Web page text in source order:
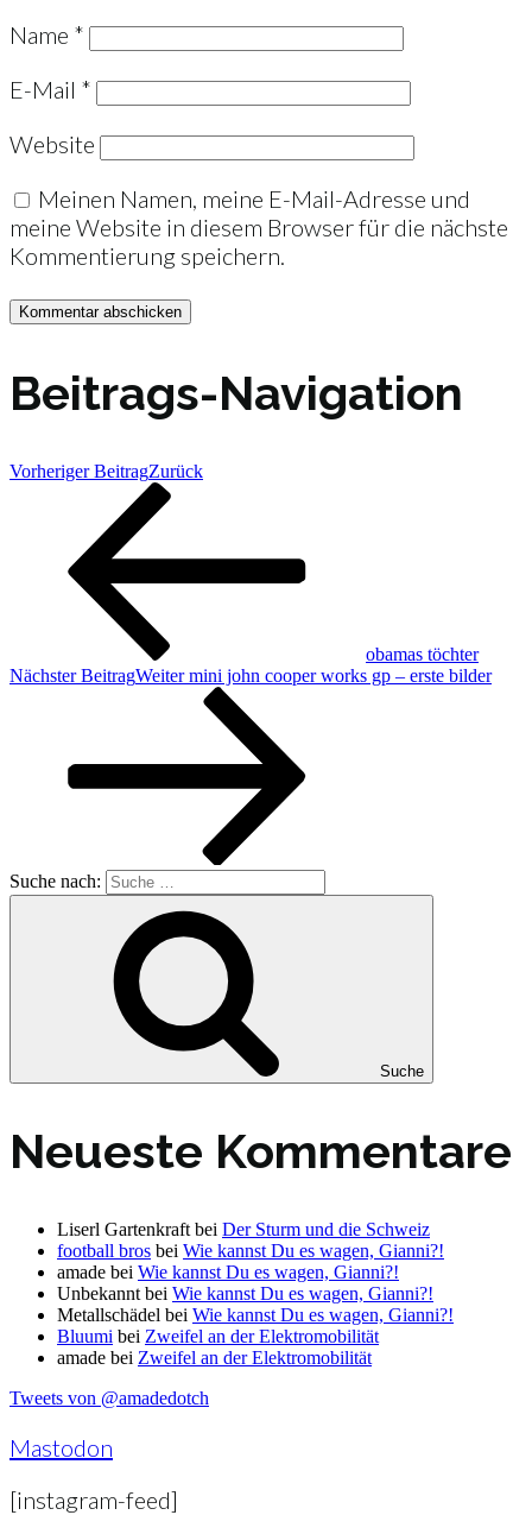
Name *
E-Mail *
Website
Meinen Namen, meine E-Mail-Adresse und
meine Website in diesem Browser für die nächste
Kommentierung speichern.
Beitrags-Navigation
Vorheriger BeitragZurück
obamas töchter
Nächster BeitragWeiter mini john cooper works gp – erste bilder
Suche nach:
Suche
Neueste Kommentare
Liserl Gartenkraft bei Der Sturm und die Schweiz
football bros bei Wie kannst Du es wagen, Gianni?!
amade bei Wie kannst Du es wagen, Gianni?!
Unbekannt bei Wie kannst Du es wagen, Gianni?!
Metallschädel bei Wie kannst Du es wagen, Gianni?!
Bluumi bei Zweifel an der Elektromobilität
amade bei Zweifel an der Elektromobilität
Tweets von @amadedotch
Mastodon
[instagram-feed]